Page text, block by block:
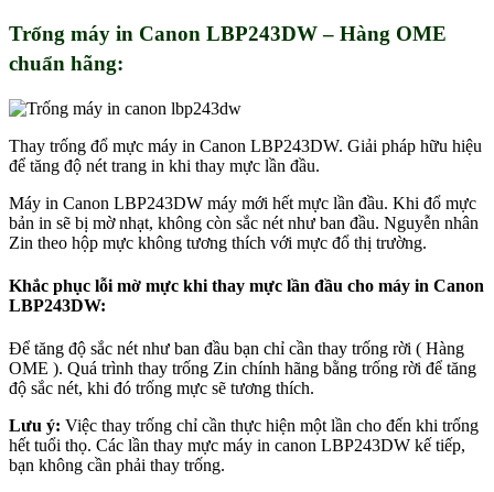
Trống máy in Canon LBP243DW – Hàng OME
chuẩn hãng:
Thay trống đổ mực máy in Canon LBP243DW. Giải pháp hữu hiệu
để tăng độ nét trang in khi thay mực lần đầu.
Máy in Canon LBP243DW máy mới hết mực lần đầu. Khi đổ mực
bản in sẽ bị mờ nhạt, không còn sắc nét như ban đầu. Nguyễn nhân
Zin theo hộp mực không tương thích với mực đổ thị trường.
Khắc phục lỗi mờ mực khi thay mực lần đầu cho máy in Canon
LBP243DW:
Để tăng độ sắc nét như ban đầu bạn chỉ cần thay trống rời ( Hàng
OME ). Quá trình thay trống Zin chính hãng bằng trống rời để tăng
độ sắc nét, khi đó trống mực sẽ tương thích.
Lưu ý: Việc thay trống chỉ cần thực hiện một lần cho đến khi trống
hết tuổi thọ. Các lần thay mực máy in canon LBP243DW kế tiếp,
bạn không cần phải thay trống.